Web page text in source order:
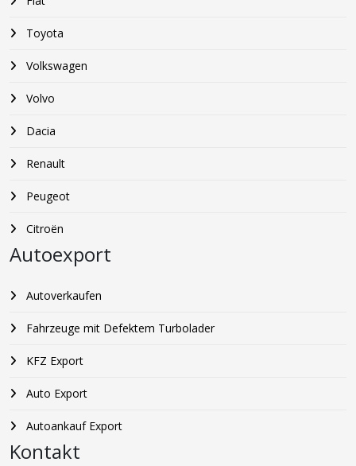
Toyota
Volkswagen
Volvo
Dacia
Renault
Peugeot
Citroën
Autoexport
Autoverkaufen
Fahrzeuge mit Defektem Turbolader
KFZ Export
Auto Export
Autoankauf Export
Kontakt